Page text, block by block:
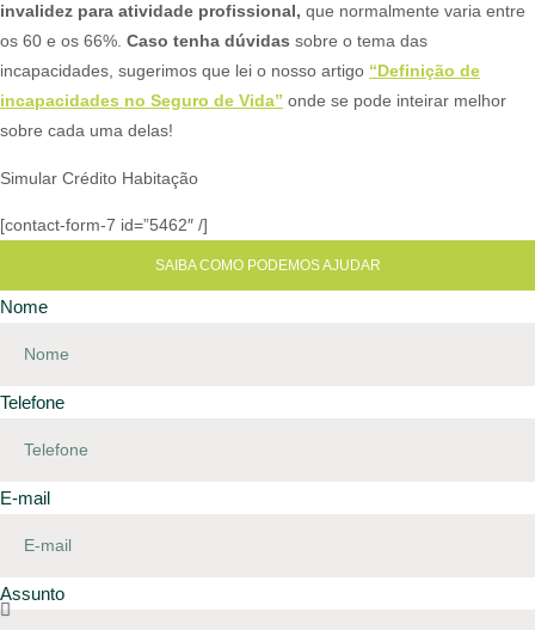
invalidez para atividade profissional, que normalmente varia entre
os 60 e os 66%. Caso tenha dúvidas sobre o tema das
incapacidades, sugerimos que lei o nosso artigo “Definição de
incapacidades no Seguro de Vida” onde se pode inteirar melhor
sobre cada uma delas!​​
Simular Crédito Habitação
[contact-form-7 id=”5462″ /]
SAIBA COMO PODEMOS AJUDAR
Nome
Telefone
E-mail
Assunto